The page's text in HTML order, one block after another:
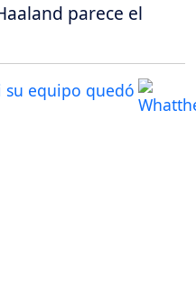
parece el